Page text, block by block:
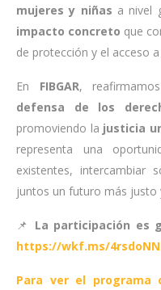
mujeres y niñas a nivel
impacto concreto que
de protección y el acceso
En FIBGAR,
defensa de los
promoviendo la justicia
representa una
existentes, intercambiar
juntos un futuro más justo
📌 La participación es
https://wkf.ms/4rsdoNN
Para ver el programa